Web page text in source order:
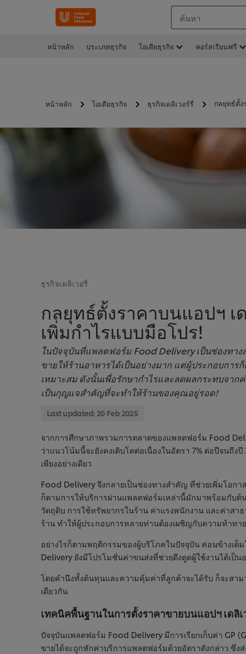
ค้นหา
หน้าหลัก ประเภทธุรกิจ ไอเดียธุรกิจ คอร์สเรียนฟรี
หน้าหลัก ไอเดียธุรกิจ ธุรกิจเดลิเวอร์รี่ กลยุทธ์ตั้ง
ธุรกิจเดลิเวอรี่
กลยุทธ์ตั้งราคาบนแอปฯ เ
เพิ่มกำไรแบบมือโปร!
ในปัจจุบันที่แพลตฟอร์ม Food Delivery เป็นช่องทา
ขายให้ร้านอาหารได้เป็นอย่างมาก แต่ผู้ประกอบกา
เหมาะสม ดังนั้นเพื่อรักษากำไรและลดผลกระทบจา
เป็นกุญแจสำคัญที่จะทำให้ร้านของคุณอยู่รอด!
Last updated: 20 Feb 2025
จากการศึกษาภาพรวมการตลาดของแพลตฟอร์ม Food
ว่าแนวโน้มนี้จะยังคงเติบโตต่อเนื่องในอัตรา 7% ต่อปีจนถึ
เพียงอย่างเดียว
Food Delivery จึงกลายเป็นช่องทางสำคัญ ที่ช่วยเพิ่มโอก
ก็ตามการให้บริการผ่านแพลตฟอร์มเหล่านี้มักมาพร้อมกับต้
วัตถุดิบ การใช้ทรัพยากรในร้าน ค่าแรงพนักงาน และค่าส
ร้าน ทำให้ผู้ประกอบการหลายท่านต้องเผชิญกับความท้าทา
อย่างไรก็ตามพฤติกรรมของผู้บริโภคในปัจจุบัน ค่อนข้างเต็
Delivery ยังมีโปรโมชั่นค่าขนส่งที่ช่วยดึงดูดผู้ใช้งานได้เป็
โดยคำนึงทั้งต้นทุนและความคุ้มค่าที่ลูกค้าจะได้รับ ก็จะสาม
เดียวกัน
เทคนิคพื้นฐานในการตั้งราคาขายบนแอปฯ เด
ปัจจุบันแพลตฟอร์ม Food Delivery มีการเรียกเก็บค่า GP
ขายได้จะถูกหักค่าบริการแพลตฟอร์มด้วยอัตราดังกล่าว ซึ่ง